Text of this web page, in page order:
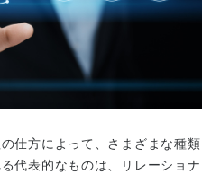
仕方によって、さまざまな種類
代表的なものは、リレーショナ